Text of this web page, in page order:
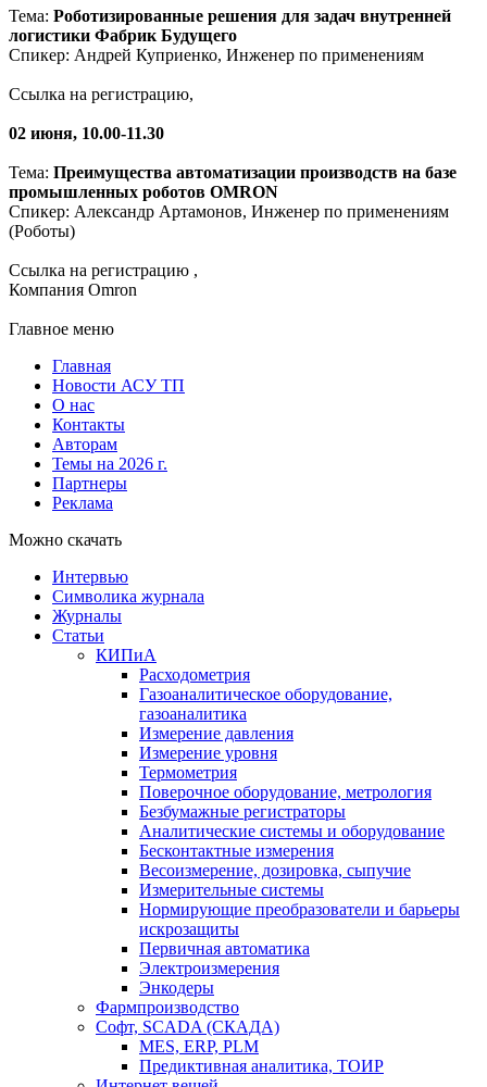
Тема: Роботизированные решения для задач внутренней
логистики Фабрик Будущего
Спикер: Андрей Куприенко, Инженер по применениям
Ссылка на регистрацию,
02 июня, 10.00-11.30
Тема: Преимущества автоматизации производств на базе
промышленных роботов OMRON
Спикер: Александр Артамонов, Инженер по применениям
(Роботы)
Ссылка на регистрацию ,
Компания Omron
Главное меню
Главная
Новости АСУ ТП
О нас
Контакты
Авторам
Темы на 2026 г.
Партнеры
Реклама
Можно скачать
Интервью
Символика журнала
Журналы
Статьи
КИПиА
Расходометрия
Газоаналитическое оборудование,
газоаналитика
Измерение давления
Измерение уровня
Термометрия
Поверочное оборудование, метрология
Безбумажные регистраторы
Аналитические системы и оборудование
Бесконтактные измерения
Весоизмерение, дозировка, сыпучие
Измерительные системы
Нормирующие преобразователи и барьеры
искрозащиты
Первичная автоматика
Электроизмерения
Энкодеры
Фармпроизводство
Софт, SCADA (СКАДА)
MES, ERP, PLM
Предиктивная аналитика, ТОИР